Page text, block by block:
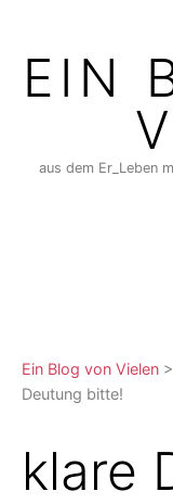
contentEIN
aus dem Er_Leben
Ein Blog von Vielen >
Deutung bitte!
klare